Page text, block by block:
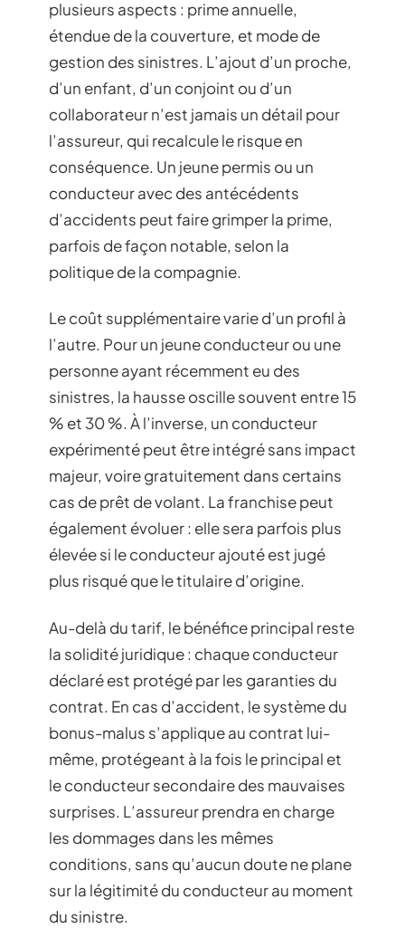
plusieurs aspects : prime annuelle,
étendue de la couverture, et mode de
gestion des sinistres. L’ajout d’un proche,
d’un enfant, d’un conjoint ou d’un
collaborateur n’est jamais un détail pour
l’assureur, qui recalcule le risque en
conséquence. Un jeune permis ou un
conducteur avec des antécédents
d’accidents peut faire grimper la prime,
parfois de façon notable, selon la
politique de la compagnie.
Le coût supplémentaire varie d’un profil à
l’autre. Pour un jeune conducteur ou une
personne ayant récemment eu des
sinistres, la hausse oscille souvent entre 15
% et 30 %. À l’inverse, un conducteur
expérimenté peut être intégré sans impact
majeur, voire gratuitement dans certains
cas de prêt de volant. La franchise peut
également évoluer : elle sera parfois plus
élevée si le conducteur ajouté est jugé
plus risqué que le titulaire d’origine.
Au-delà du tarif, le bénéfice principal reste
la solidité juridique : chaque conducteur
déclaré est protégé par les garanties du
contrat. En cas d’accident, le système du
bonus-malus s’applique au contrat lui-
même, protégeant à la fois le principal et
le conducteur secondaire des mauvaises
surprises. L’assureur prendra en charge
les dommages dans les mêmes
conditions, sans qu’aucun doute ne plane
sur la légitimité du conducteur au moment
du sinistre.